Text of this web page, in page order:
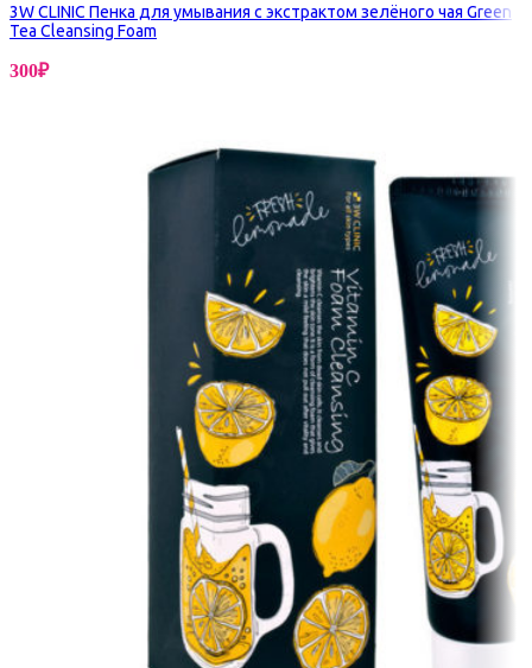
3W CLINIC Пенка для умывания с экстрактом зелёного чая Green
Tea Cleansing Foam
300₽